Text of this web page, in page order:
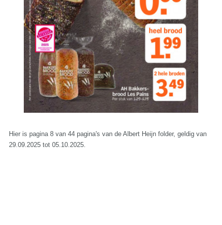
Hier is pagina 8 van 44 pagina's van de Albert Heijn folder, geldig van
29.09.2025 tot 05.10.2025.